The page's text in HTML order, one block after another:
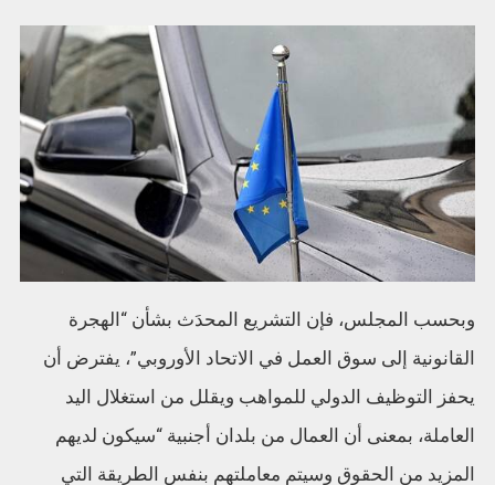
وبحسب المجلس، فإن التشريع المحدَث بشأن “الهجرة
القانونية إلى سوق العمل في الاتحاد الأوروبي”، يفترض أن
يحفز التوظيف الدولي للمواهب ويقلل من استغلال اليد
العاملة، بمعنى أن العمال من بلدان أجنبية “سيكون لديهم
المزيد من الحقوق وسيتم معاملتهم بنفس الطريقة التي